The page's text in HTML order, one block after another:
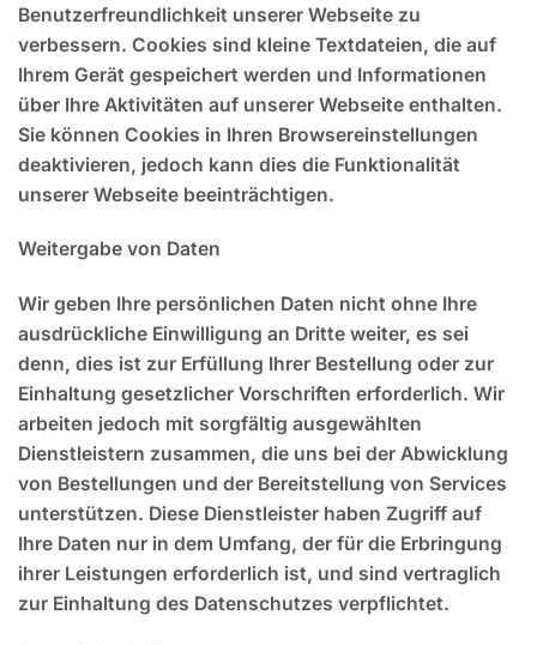
Benutzerfreundlichkeit unserer Webseite zu
verbessern. Cookies sind kleine Textdateien, die auf
Ihrem Gerät gespeichert werden und Informationen
über Ihre Aktivitäten auf unserer Webseite enthalten.
Sie können Cookies in Ihren Browsereinstellungen
deaktivieren, jedoch kann dies die Funktionalität
unserer Webseite beeinträchtigen.
Weitergabe von Daten
Wir geben Ihre persönlichen Daten nicht ohne Ihre
ausdrückliche Einwilligung an Dritte weiter, es sei
denn, dies ist zur Erfüllung Ihrer Bestellung oder zur
Einhaltung gesetzlicher Vorschriften erforderlich. Wir
arbeiten jedoch mit sorgfältig ausgewählten
Dienstleistern zusammen, die uns bei der Abwicklung
von Bestellungen und der Bereitstellung von Services
unterstützen. Diese Dienstleister haben Zugriff auf
Ihre Daten nur in dem Umfang, der für die Erbringung
ihrer Leistungen erforderlich ist, und sind vertraglich
zur Einhaltung des Datenschutzes verpflichtet.